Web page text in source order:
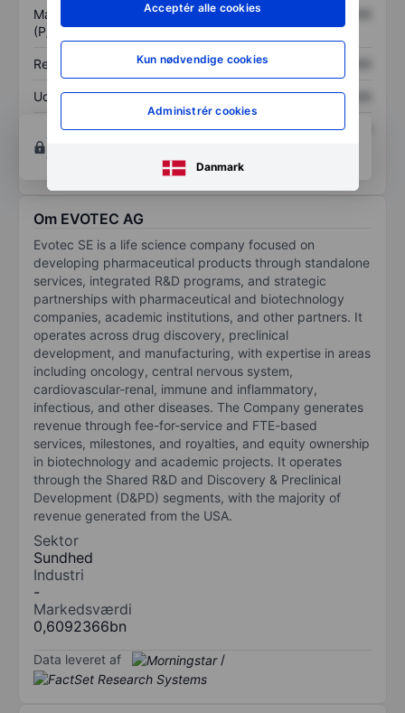
Acceptér alle cookies
Kun nødvendige cookies
Administrér cookies
Danmark
Markedsværdi/omsætning
(P/S)
XXXXXXX
Resultat pr. aktie (EPS) XXXXXXX
Udbytte pr. aktie XXXXXXX XXXXXXX
Afkast af egenkapital XXXXXXX XXXXXXX
Opret konto
og analyse værktøjer.
Om EVOTEC AG
Evotec SE is a life science company focused on
developing pharmaceutical products through standalone
services, integrated R&D programs, and strategic
partnerships with pharmaceutical and biotechnology
companies, academic institutions, and other partners. It
operates across drug discovery, preclinical
development, and manufacturing, with expertise in areas
including oncology, central nervous system,
cardiovascular-renal, immune and inflammatory,
infectious, and other diseases. The Company generates
revenue through fee-for-service and FTE-based
services, milestones, and royalties, and equity ownership
in biotechnology and academic projects. It operates
through the Shared R&D and Discovery & Preclinical
Development (D&PD) segments, with the majority of
revenue generated from the USA.
Sektor
Sundhed
Industri
-
Markedsværdi
0,6092366bn
Data leveret af /